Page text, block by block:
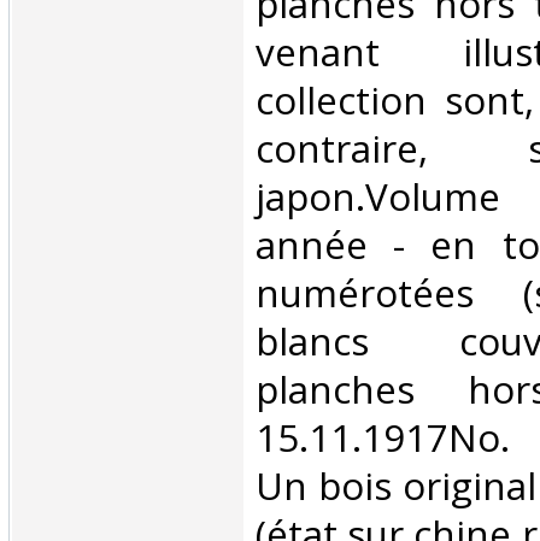
venant
collection
contraire,
année - en
blancs
planches
Un bois